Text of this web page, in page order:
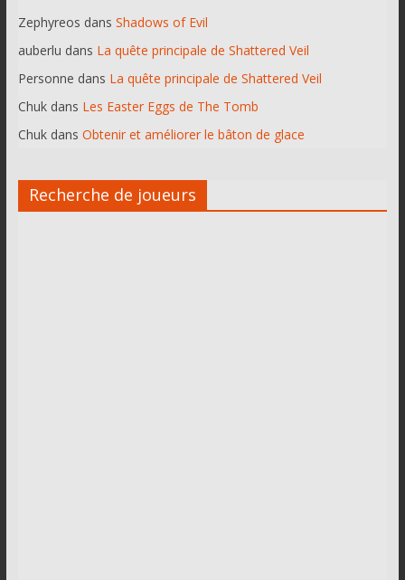
Zephyreos dans Shadows of Evil
auberlu dans La quête principale de Shattered Veil
Personne dans La quête principale de Shattered Veil
Chukdans Les Easter Eggs de The Tomb
Chukdans Obtenir et améliorer le bâton de glace
Recherche de joueurs